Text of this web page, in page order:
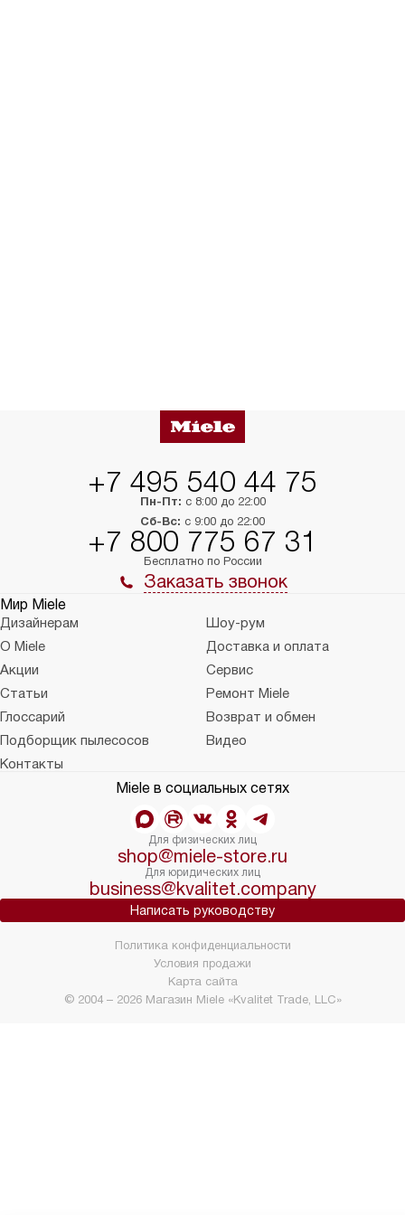
+7 495 540 44 75
Пн-Пт: с 8:00 до 22:00
Сб-Вс: с 9:00 до 22:00
+7 800 775 67 31
Бесплатно по России
Заказать звонок
Мир Miele
Дизайнерам
Шоу-рум
О Miele
Доставка и оплата
Акции
Сервис
Статьи
Ремонт Miele
Глоссарий
Возврат и обмен
Подборщик пылесосов
Видео
Контакты
Miele в социальных сетях
Для физических лиц
shop@miele-store.ru
Для юридических лиц
business@kvalitet.company
Написать руководству
© 2004 – 2026 Магазин Miele «Kvalitet Trade, LLC»
Политика конфиденциальности
Условия продажи
Карта сайта